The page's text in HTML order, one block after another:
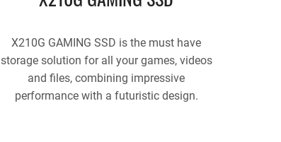
X210G GAMING SSD is the must have
storage solution for all your games, videos
and files, combining impressive
performance with a futuristic design.